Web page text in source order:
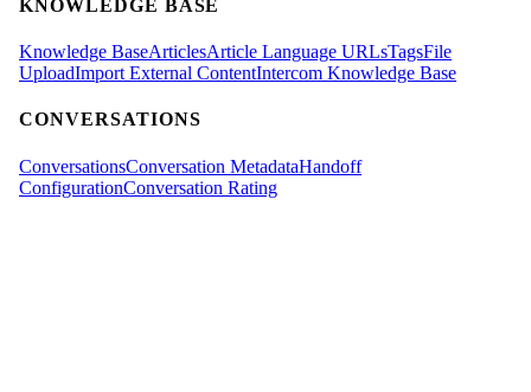
KNOWLEDGE BASE
Knowledge BaseArticlesArticle Language URLsTagsFile
UploadImport External ContentIntercom Knowledge Base
CONVERSATIONS
ConversationsConversation MetadataHandoff
ConfigurationConversation Rating